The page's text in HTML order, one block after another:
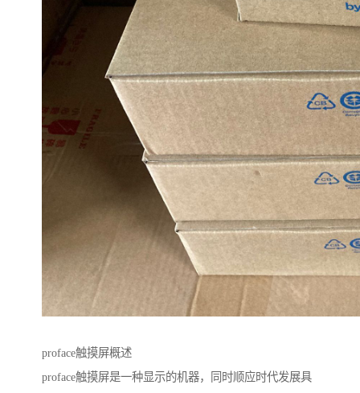
proface触摸屏概述
proface触摸屏是一种显示的机器，同时顺应时代发展具